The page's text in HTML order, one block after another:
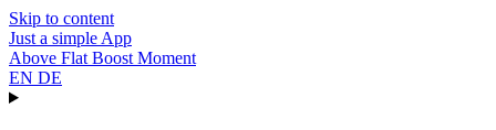
Skip to content
Just a simple App
Above Flat Boost Moment
EN DE